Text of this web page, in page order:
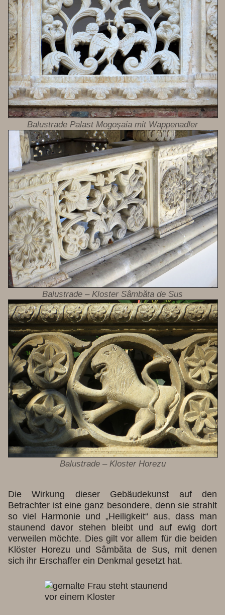
Balustrade Palast Mogoşaia mit Wappenadler
Balustrade – Kloster Sâmbăta de Sus
Balustrade – Kloster Horezu
Die Wirkung dieser Gebäudekunst auf den
Betrachter ist eine ganz besondere, denn sie strahlt
so viel Harmonie und „Heiligkeit“ aus, dass man
staunend davor stehen bleibt und auf ewig dort
verweilen möchte. Dies gilt vor allem für die beiden
Klöster Horezu und Sâmbăta de Sus, mit denen
sich ihr Erschaffer ein Denkmal gesetzt hat.